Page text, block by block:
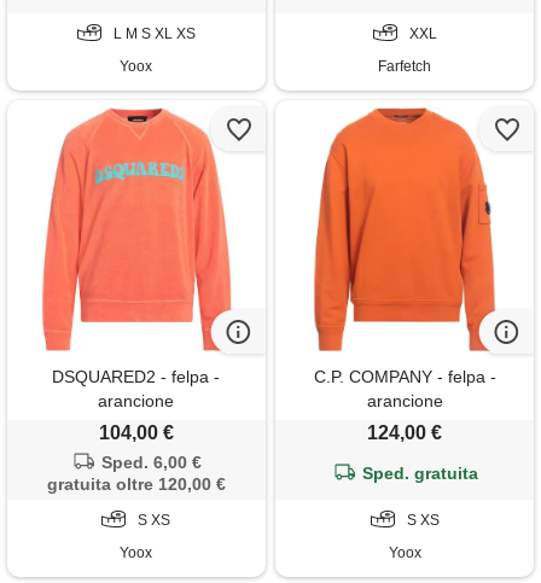
L M S XL XS
Yoox
XXL
Farfetch
DSQUARED2 - felpa -
arancione
104,00 €
Sped. 6,00 €
gratuita oltre 120,00 €
S XS
Yoox
C.P. COMPANY - felpa -
arancione
124,00 €
Sped. gratuita
S XS
Yoox